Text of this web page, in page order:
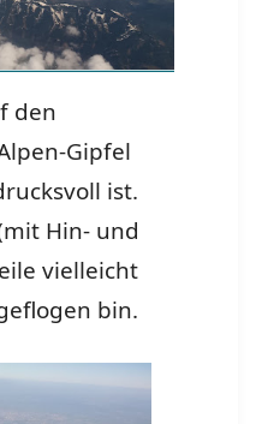
den
Gipfel
ist.
Hin- und
vielleicht
bin.